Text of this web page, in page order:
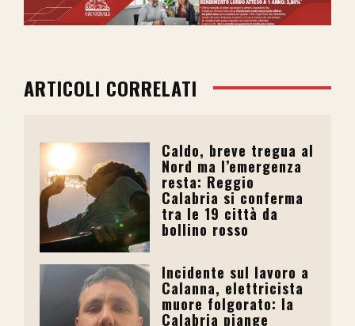
ARTICOLI CORRELATI
Caldo, breve tregua al
Nord ma l’emergenza
resta: Reggio
Calabria si conferma
tra le 19 città da
bollino rosso
Incidente sul lavoro a
Calanna, elettricista
muore folgorato: la
Calabria piange